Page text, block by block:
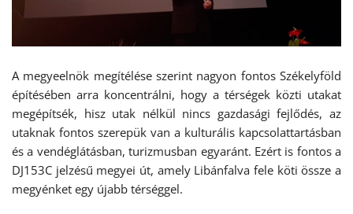
A megyeelnök megítélése szerint nagyon fontos Székelyföld
építésében arra koncentrálni, hogy a térségek közti utakat
megépítsék, hisz utak nélkül nincs gazdasági fejlődés, az
utaknak fontos szerepük van a kulturális kapcsolattartásban
és a vendéglátásban, turizmusban egyaránt. Ezért is fontos a
DJ153C jelzésű megyei út, amely Libánfalva fele köti össze a
megyénket egy újabb térséggel.